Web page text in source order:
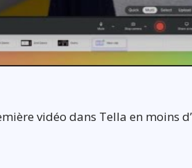
vidéo dans Tella en moins